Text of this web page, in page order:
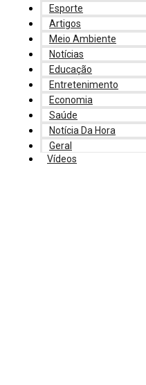
Esporte
Artigos
Meio Ambiente
Notícias
Educação
Entretenimento
Economia
Saúde
Notícia Da Hora
Geral
Vídeos